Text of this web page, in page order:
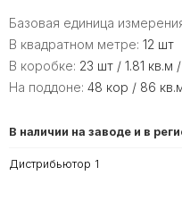
Базовая единица
В квадратном метре: 12 шт
В коробке: 23 шт / 1.81 кв.м /
На поддоне: 48 кор / 86
В наличии на заводе и в
Дистрибьютор 1